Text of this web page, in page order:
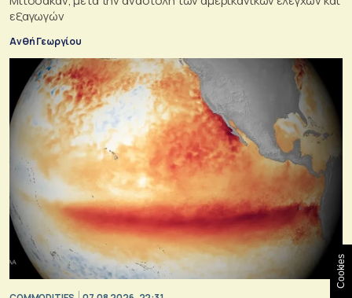
εξαγωγών
Ανθή Γεωργίου
Cookies